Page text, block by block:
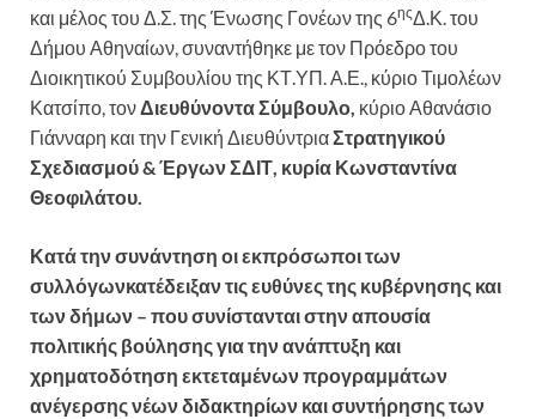
και μέλος του Δ.Σ. της Ένωσης Γονέων της 6ηςΔ.Κ. του
Δήμου Αθηναίων, συναντήθηκε με τον Πρόεδρο του
Διοικητικού Συμβουλίου της ΚΤ.ΥΠ. Α.Ε., κύριο Τιμολέων
Κατσίπο, τον Διευθύνοντα Σύμβουλο, κύριο Αθανάσιο
Γιάνναρη και την Γενική ΔιευθύντριαΣτρατηγικού
Σχεδιασμού & Έργων ΣΔΙΤ, κυρία Κωνσταντίνα
Θεοφιλάτου.
Κατά την συνάντηση οι εκπρόσωποι των
συλλόγωνκατέδειξαν τις ευθύνες της κυβέρνησης και
των δήμων – που συνίστανται στην απουσία
πολιτικής βούλησης για την ανάπτυξη και
χρηματοδότηση εκτεταμένων προγραμμάτων
ανέγερσης νέων διδακτηρίων και συντήρησης των